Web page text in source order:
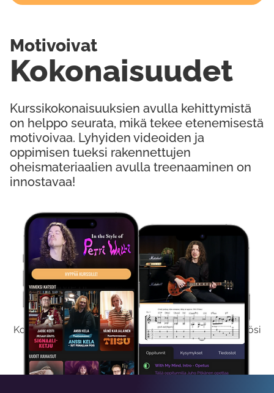
Kokeile Ilmaiseksi
Kokeilemalla ilmaiseksi saat koko sisältömme käyttöösi
viikon ajaksi.
Kurssikokonaisuuksien avulla kehittymistä
on helppo seurata, mikä tekee etenemisestä
motivoivaa. Lyhyiden videoiden ja
oppimisen tueksi rakennettujen
oheismateriaalien avulla treenaaminen on
innostavaa!
Kokonaisuudet
Motivoivat